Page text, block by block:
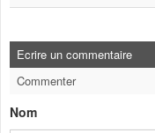
Ecrire un commentaire
Commenter
Nom